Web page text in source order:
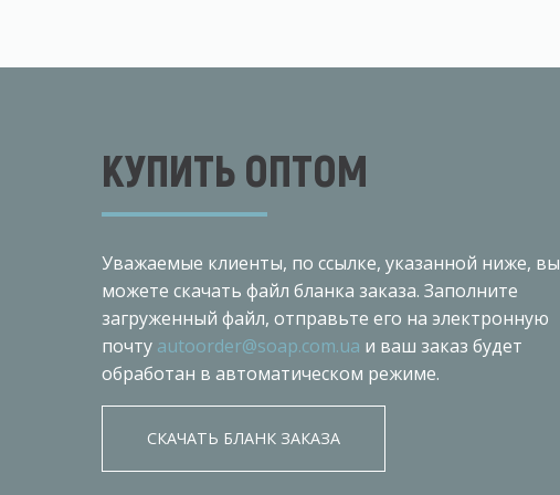
КУПИТЬ ОПТОМ
Уважаемые клиенты, по ссылке, указанной ниже, вы
можете скачать файл бланка заказа. Заполните
загруженный файл, отправьте его на электронную
почту autoorder@soap.com.ua и ваш заказ будет
обработан в автоматическом режиме.
СКАЧАТЬ БЛАНК ЗАКАЗА